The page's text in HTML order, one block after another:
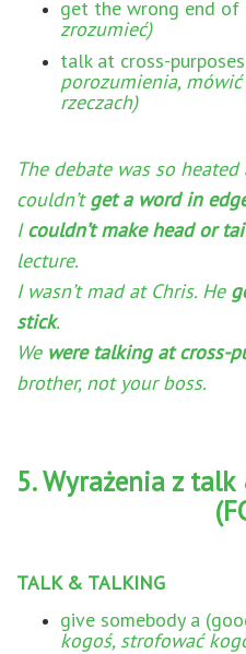
get the wrong end of
zrozumieć)
talk at cross-purposes
porozumienia, mówić
rzeczach)
The debate was so
couldn’tget a word in
Icouldn’t make head or
lecture.
I wasn’t mad at Chris. He
stick.
We were talking at cross-
brother, not your boss.
5. Wyrażenia z
TALK & TALKING
give somebody a
kogoś, strofować